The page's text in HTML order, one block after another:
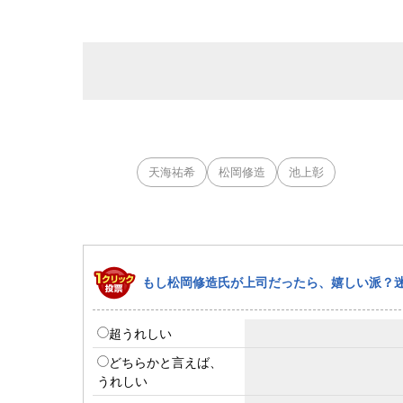
天海祐希 松岡修造 池上彰
もし松岡修造氏が上司だったら、嬉しい派？
超うれしい
どちらかと言えば、
うれしい